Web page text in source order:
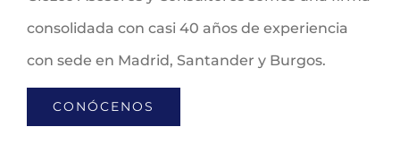
consolidada con casi 40 años de experiencia
con sede en Madrid, Santander y Burgos.
CONÓCENOS